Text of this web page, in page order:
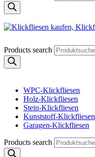
Klickfliese | klick-klick-fertig
Klickfliesen online kaufen
Products search
WPC-Klickfliesen
Holz-Klickfliesen
Stein-Klickfliesen
Kunststoff-Klickfliesen
Garagen-Klickfliesen
Products search